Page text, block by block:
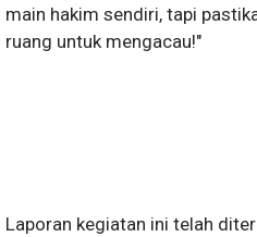
main hakim sendiri, tapi
ruang untuk mengacau!"
Laporan kegiatan ini telah